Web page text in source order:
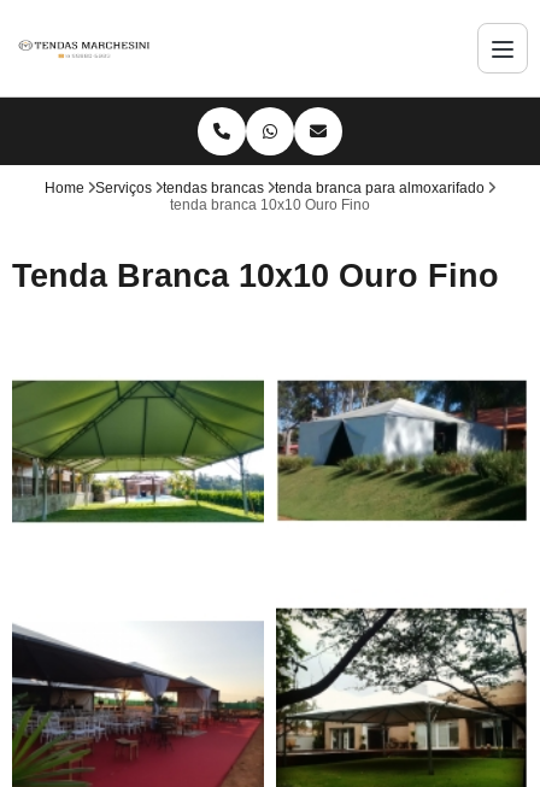
Home Serviços tendas brancas
tenda branca para almoxarifado
tenda branca 10x10 Ouro Fino
Tenda Branca 10x10 Ouro Fino